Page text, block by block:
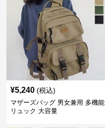
¥5,240 (税込)
マザーズバッグ 男女兼用 多機能
リュック 大容量